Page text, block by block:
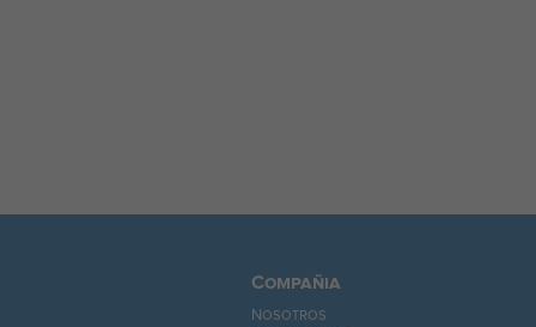
Compañia
Nosotros